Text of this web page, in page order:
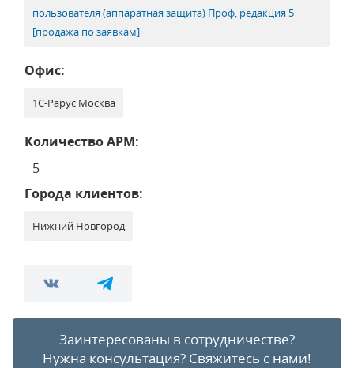
пользователя (аппаратная защита) Проф, редакция 5
[продажа по заявкам]
Офис:
1С-Рарус Москва
Количество АРМ:
5
Города клиентов:
Нижний Новгород
Заинтересованы в сотрудничестве?
Нужна консультация? Свяжитесь с нами!